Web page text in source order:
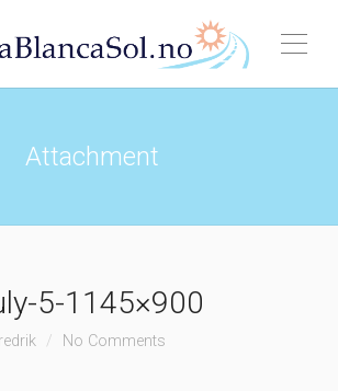
Attachment
5-1145×900
No Comments